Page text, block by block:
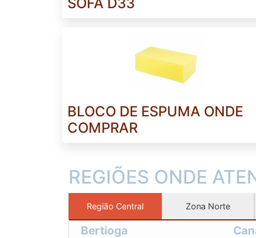
BLOCO DE ESPUMA ONDE
COMPRAR
REGIÕES ONDE
Região Central Zona Norte
Bertioga